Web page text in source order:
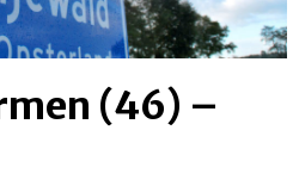
(46) –